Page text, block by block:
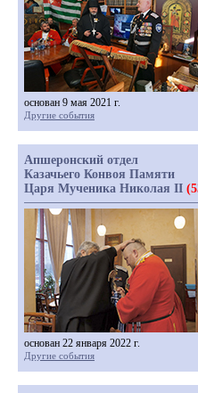
основан 9 мая 2021 г.
Другие события
Апшеронский отдел
Казачьего Конвоя Памяти
Царя Мученика Николая II
основан 22 января 2022 г.
Другие события